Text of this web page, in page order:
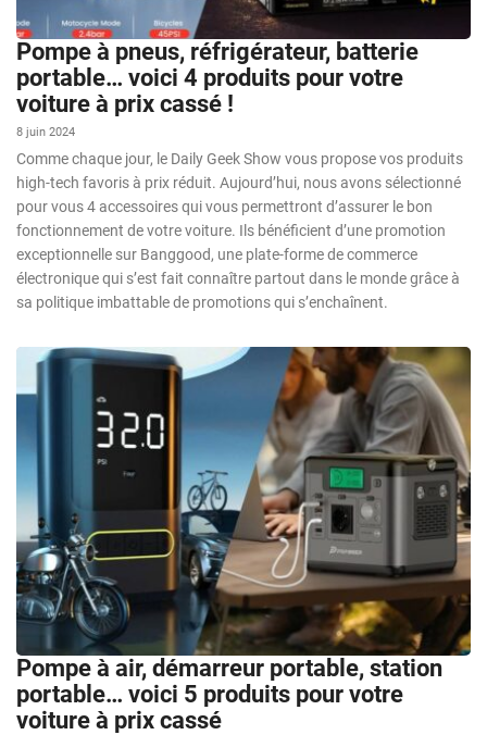
Pompe à pneus, réfrigérateur, batterie
portable… voici 4 produits pour votre
voiture à prix cassé !
8 juin 2024
Comme chaque jour, le Daily Geek Show vous propose vos produits
high-tech favoris à prix réduit. Aujourd’hui, nous avons sélectionné
pour vous 4 accessoires qui vous permettront d’assurer le bon
fonctionnement de votre voiture. Ils bénéficient d’une promotion
exceptionnelle sur Banggood, une plate-forme de commerce
électronique qui s’est fait connaître partout dans le monde grâce à
sa politique imbattable de promotions qui s’enchaînent.
Pompe à air, démarreur portable, station
portable… voici 5 produits pour votre
voiture à prix cassé